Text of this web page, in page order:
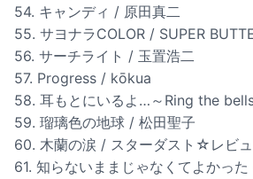
54. キャンディ / 原田真二
55. サヨナラCOLOR / SUPER
56. サーチライト / 玉置浩二
57. Progress / kōkua
58. 耳もとにいるよ…～Ring the
59. 瑠璃色の地球 / 松田聖子
60. 木蘭の涙 / スターダスト☆レビ
61. 知らないままじゃなくてよかっ